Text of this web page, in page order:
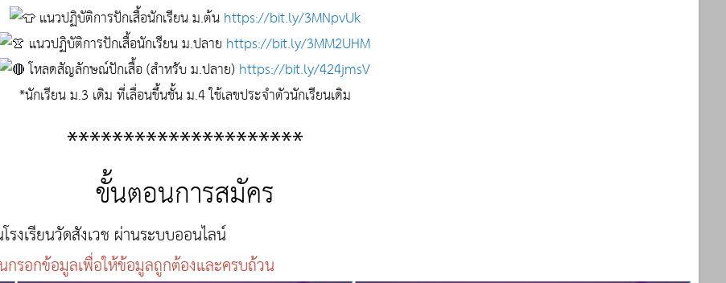
แนวปฏิบัติการปักเสื้อนักเรียน ม.ต้นhttps://bit.ly/3MNpvUk
แนวปฏิบัติการปักเสื้อนักเรียน ม.ปลาย https://bit.ly/3MM2UHM
โหลดสัญลักษณ์ปักเสื้อ (สำหรับ ม.ปลาย)https://bit.ly/424jmsV
*นักเรียน ม.3 เดิม ที่เลื่อนขึ้นชั้น ม.4 ใช้เลขประจำตัวนักเรียนเดิม
*********************
ขั้นตอนการสมัคร
งเรียนวัดสังเวช ผ่านระบบออนไลน์
รอกข้อมูลเพื่อให้ข้อมูลถูกต้องและครบถ้วน